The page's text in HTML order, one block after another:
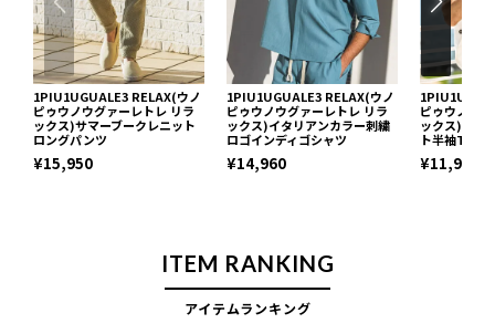
1PIU1UGUALE3 RELAX(ウノ
ピゥウノウグァーレトレ リラ
ックス)サマーブークレニット
ロングパンツ
¥15,950
1PIU1UGUALE3 RELAX(ウノ
ピゥウノウグァーレトレ リラ
ックス)イタリアンカラー刺繍
ロゴインディゴシャツ
¥14,960
ピゥウノウ
ックス)ブロ
ト半袖Tシャ
¥11,990
ITEM RANKING
アイテムランキング